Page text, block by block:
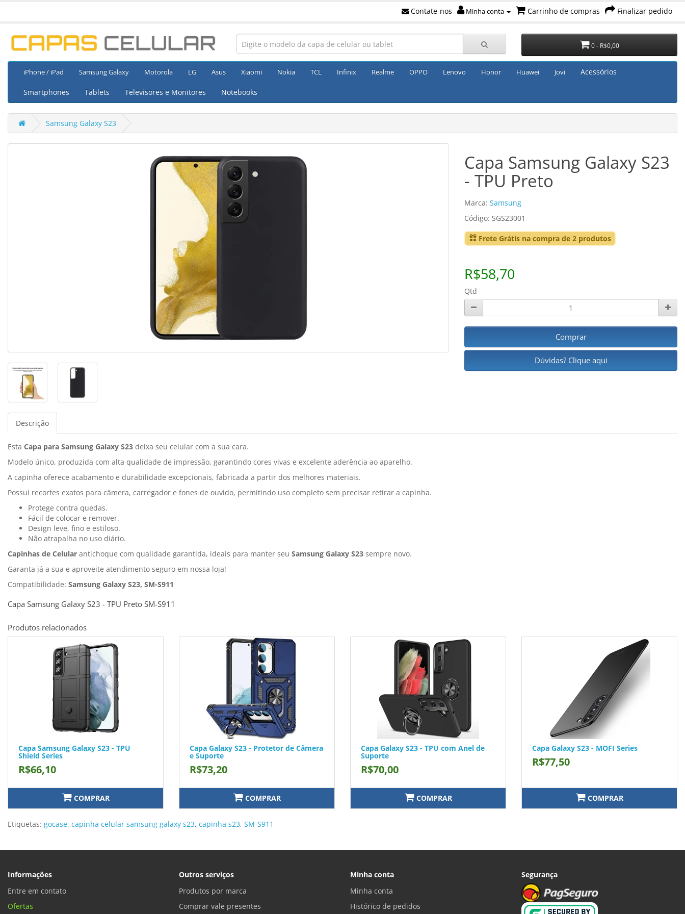
Contate-nos Minha conta Carrinho de compras Finalizar pedido
0 - R$0,00
iPhone / iPad Samsung Galaxy Motorola LG Asus Xiaomi Nokia TCL Infinix Realme OPPO Lenovo Honor Huawei Jovi Acessórios
Smartphones Tablets Televisores e Monitores Notebooks
Samsung Galaxy S23
Capa Samsung Galaxy S23
- TPU Preto
Marca: Samsung
Código: SGS23001
Frete Grátis na compra de 2 produtos
R$58,70
Qtd
Comprar
Dúvidas? Clique aqui
Descrição
Esta Capa para Samsung Galaxy S23 deixa seu celular com a sua cara.
Modelo único, produzida com alta qualidade de impressão, garantindo cores vivas e excelente aderência ao aparelho.
A capinha oferece acabamento e durabilidade excepcionais, fabricada a partir dos melhores materiais.
Possui recortes exatos para câmera, carregador e fones de ouvido, permitindo uso completo sem precisar retirar a capinha.
Protege contra quedas.
Fácil de colocar e remover.
Design leve, fino e estiloso.
Não atrapalha no uso diário.
Capinhas de Celular antichoque com qualidade garantida, ideais para manter seu Samsung Galaxy S23 sempre novo.
Garanta já a sua e aproveite atendimento seguro em nossa loja!
Compatibilidade: Samsung Galaxy S23, SM-S911
Capa Samsung Galaxy S23 - TPU Preto SM-S911
Produtos relacionados
Capa Samsung Galaxy S23 - TPU
Shield Series
R$66,10
COMPRAR
Capa Galaxy S23 - Protetor de Câmera
e Suporte
R$73,20
COMPRAR
Capa Galaxy S23 - TPU com Anel de
Suporte
R$70,00
COMPRAR
Capa Galaxy S23 - MOFI Series
R$77,50
COMPRAR
Etiquetas: gocase, capinha celular samsung galaxy s23, capinha s23, SM-S911
Informações
Entre em contato
Ofertas
Outros serviços
Produtos por marca
Comprar vale presentes
Minha conta
Minha conta
Histórico de pedidos
Segurança